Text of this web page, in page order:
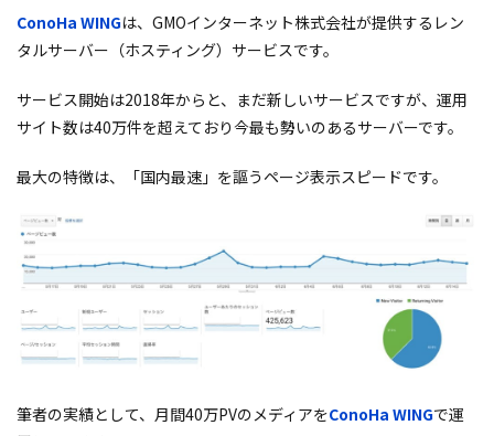
ConoHa WINGは、GMOインターネット株式会社が提供するレン
タルサーバー（ホスティング）サービスです。
サービス開始は2018年からと、まだ新しいサービスですが、運用
サイト数は40万件を超えており今最も勢いのあるサーバーです。
最大の特徴は、「国内最速」を謳うページ表示スピードです。
筆者の実績として、月間40万PVのメディアをConoHa WINGで運